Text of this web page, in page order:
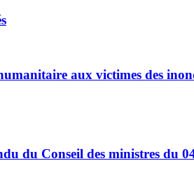
aux victimes des
du Conseil des ministres du